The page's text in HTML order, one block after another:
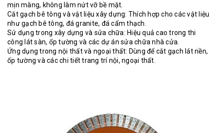
mịn màng, không làm nứt vỡ bề mặt.
Cắt gạch bê tông và vật liệu xây dựng: Thích hợp cho các vật liệu
như gạch bê tông, đá granite, đá cẩm thạch.
Sử dụng trong xây dựng và sửa chữa: Hiệu quả cao trong thi
công lát sàn, ốp tường và các dự án sửa chữa nhà cửa.
Ứng dụng trong nội thất và ngoại thất: Dùng để cắt gạch lát nền,
ốp tường và các chi tiết trang trí nội, ngoại thất.